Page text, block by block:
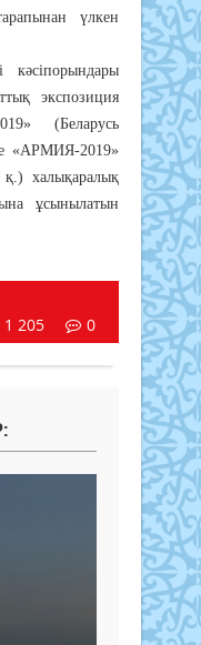
үлкен
кәсіпорындары
экспозиция
(Беларусь
«АРМИЯ-2019»
халықаралық
ұсынылатын
1 205 0